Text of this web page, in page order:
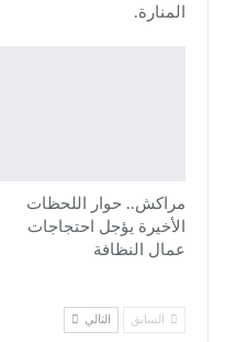
المنارة.
مراكش.. حوار اللحظات
الأخيرة يؤجل احتجاجات
عمال النظافة
السابق التالي